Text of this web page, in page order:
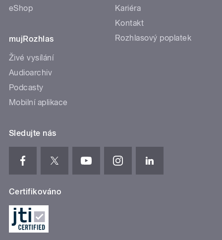
eShop
mujRozhlas
Živé vysílání
Audioarchiv
Podcasty
Mobilní aplikace
Kariéra
Kontakt
Rozhlasový poplatek
Sledujte nás
Certifikováno